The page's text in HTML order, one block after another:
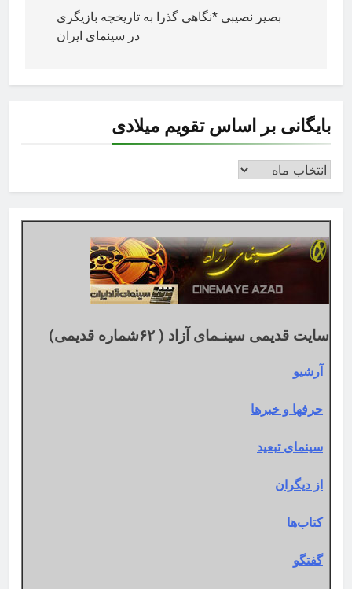
نوشتهبصیر نصیبی *نگاهی گذرا به تاریخچه بازیگری
در سینمای ایران
بایگانی بر اساس تقویم میلادی
بایگانی
اساس
تقویم
میلادی
سایت قدیمی سینـمای آزاد ( ۶۲شماره قدیمی)
آرشیو
حرفها و خبرها
سینمای تبعید
از دیگران
کتاب‌ها
گفتگو